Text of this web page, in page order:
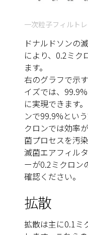
一次粒子フィルト
ドナルドソンの
により、0.2ミク
ます。
右のグラフで示
イズでは、
に実現できます
ンで99.9%とい
クロンでは効率
菌プロセスを汚
滅菌エアフィル
ーが0.2ミクロン
確認ください。
拡散
拡散は主に0.1ミ